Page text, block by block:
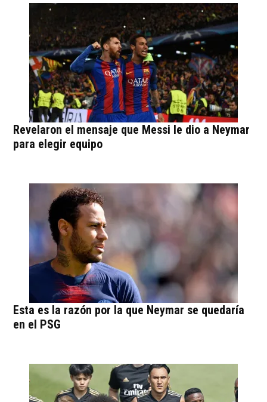
Revelaron el mensaje que Messi le dio a Neymar
para elegir equipo
Esta es la razón por la que Neymar se quedaría
en el PSG